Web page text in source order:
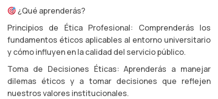
¿Qué aprenderás?
Principios de Ética Profesional: Comprenderás los
fundamentos éticos aplicables al entorno universitario
y cómo influyen en la calidad del servicio público.
Toma de Decisiones Éticas: Aprenderás a manejar
dilemas éticos y a tomar decisiones que reflejen
nuestros valores institucionales.